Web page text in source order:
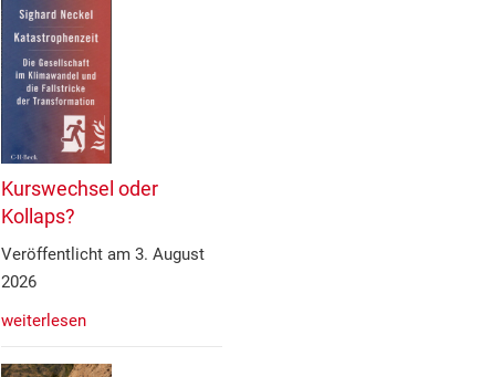
Kurswechsel oder
Kollaps?
Veröffentlicht am 3. August
2026
weiterlesen